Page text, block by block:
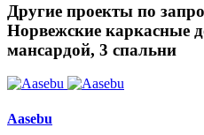
Другие проекты по
Норвежские каркасные
мансардой, 3 спальни
Aasebu